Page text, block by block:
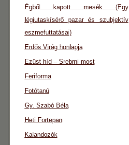
Égből kapott mesék (Egy
légiutaskísérő pazar és szubjektív
eszmefuttatásai)
Erdős Virág honlapja
Ezüst híd – Srebrni most
Feriforma
Fotótanú
Gy. Szabó Béla
Heti Fortepan
Kalandozók